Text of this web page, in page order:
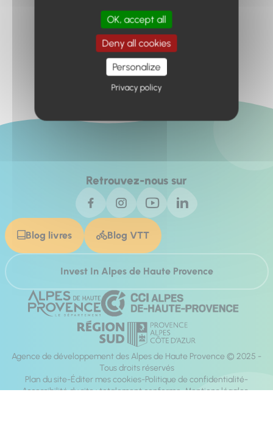
Retour à l'accueil
Retrouvez-nous sur
Blog livres Blog VTT
Invest In Alpes de Haute Provence
Agence de développement des Alpes de Haute Provence © 2025 -
Tous droits réservés
Plan du site Éditer mes cookies Politique de confidentialité
Accessibilité du site : totalement conforme Mentions légales
OK, accept all
Deny all cookies
Personalize
Privacy policy